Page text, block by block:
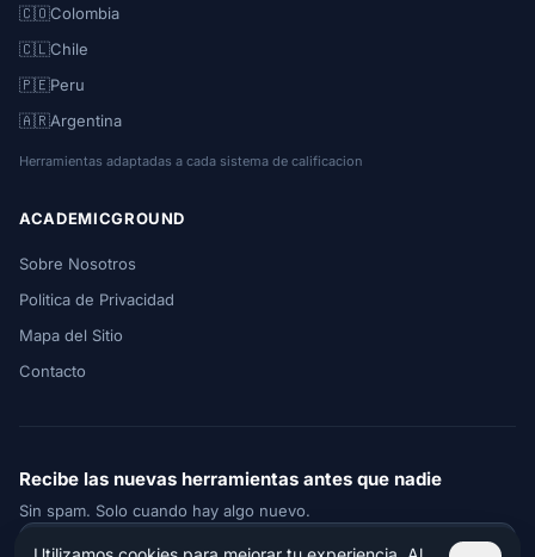
🇨🇴Colombia
🇨🇱Chile
🇵🇪Peru
🇦🇷Argentina
Herramientas adaptadas a cada sistema de calificacion
ACADEMICGROUND
Sobre Nosotros
Politica de Privacidad
Mapa del Sitio
Contacto
Recibe las nuevas herramientas antes que nadie
Sin spam. Solo cuando hay algo nuevo.